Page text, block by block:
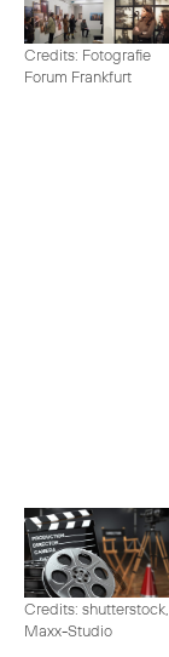
Credits: Fotografie
Forum Frankfurt
Credits: shutterstock,
Maxx-Studio